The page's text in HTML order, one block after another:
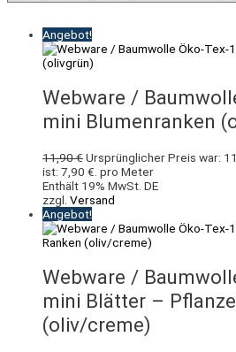
Angebot!
Webware /
mini Blumenranken
11,90€Ursprünglicher Preis war:
ist: 7,90 €. pro Meter
Enthält 19% MwSt. DE
zzgl. Versand
Angebot!
Webware /
mini Blätter –
(oliv/creme)